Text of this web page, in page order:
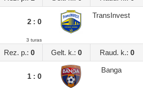
2 : 0
TransInvest
3 turas
Rez. p.: 0 Gelt. k.: 0 Raud. k.: 0
1 : 0
Banga